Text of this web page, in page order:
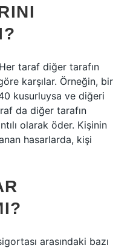
taraf diğer tarafın
karşılar. Örneğin, bir
kusurluysa ve diğeri
da diğer tarafın
olarak öder. Kişinin
hasarlarda, kişi
arasındaki bazı